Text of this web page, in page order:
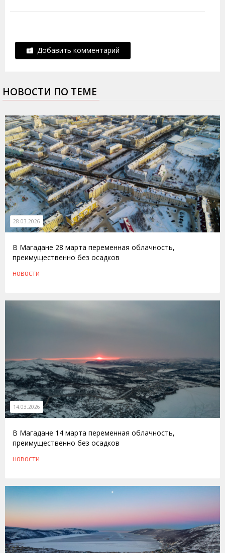
Добавить комментарий
НОВОСТИ ПО ТЕМЕ
28.03.2026
В Магадане 28 марта переменная облачность,
преимущественно без осадков
НОВОСТИ
14.03.2026
В Магадане 14 марта переменная облачность,
преимущественно без осадков
НОВОСТИ